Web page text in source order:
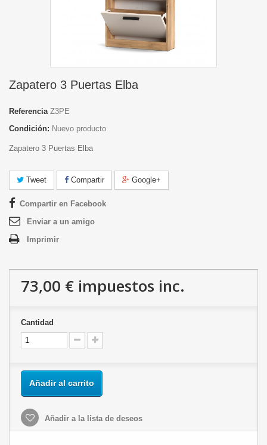
Zapatero 3 Puertas Elba
Referencia Z3PE
Condición: Nuevo producto
Zapatero 3 Puertas Elba
Tweet Compartir Google+
Compartir en Facebook
Enviar a un amigo
Imprimir
73,00 € impuestos inc.
Cantidad
Añadir al carrito
Añadir a la lista de deseos